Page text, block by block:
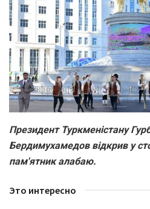
Президент Туркменістану
Бердимухамедов відкрив у
пам'ятник алабаю.
Это интересно